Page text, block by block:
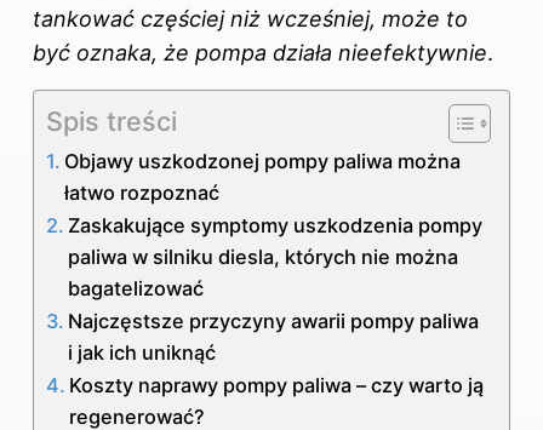
tankować częściej niż wcześniej, może to
być oznaka, że pompa działa nieefektywnie.
Spis treści
Objawy uszkodzonej pompy paliwa można
łatwo rozpoznać
Zaskakujące symptomy uszkodzenia pompy
paliwa w silniku diesla, których nie można
bagatelizować
Najczęstsze przyczyny awarii pompy paliwa
i jak ich uniknąć
Koszty naprawy pompy paliwa – czy warto ją
regenerować?